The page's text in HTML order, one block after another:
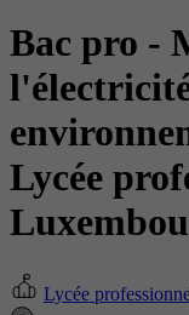
Bac pro -
Lycée
Lycée